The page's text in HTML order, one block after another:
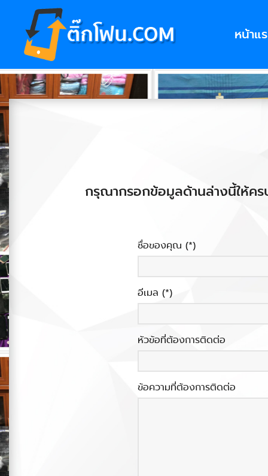
หน้าแ
กรุณากรอกข้อมูลด้านล่างนี้ให้ค
ชื่อของคุณ (*)
อีเมล (*)
หัวข้อที่ต้องการติดต่อ
ข้อความที่ต้องการติดต่อ